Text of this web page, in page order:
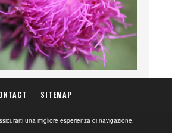
una migliore esperienza di navigazione.
SITEMAP